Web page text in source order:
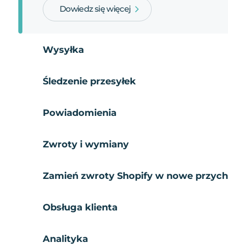
Dowiedz się więcej
Wysyłka
Śledzenie przesyłek
Powiadomienia
Zwroty i wymiany
Zamień zwroty Shopify w nowe
Obsługa klienta
Analityka